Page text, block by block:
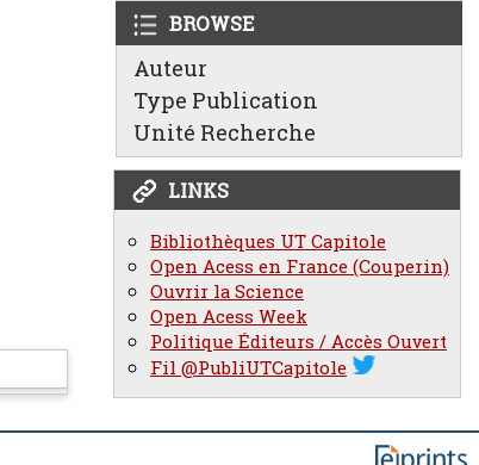
BROWSE
Auteur
Type Publication
Unité Recherche
LINKS
Bibliothèques UT Capitole
Open Acess en France (Couperin)
Ouvrir la Science
Open Acess Week
Politique Éditeurs / Accès Ouvert
Fil @PubliUTCapitole